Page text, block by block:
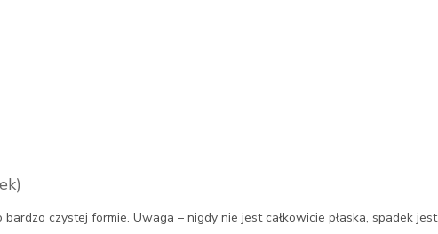
czystej formie. Uwaga – nigdy nie jest całkowicie płaska, spadek jest